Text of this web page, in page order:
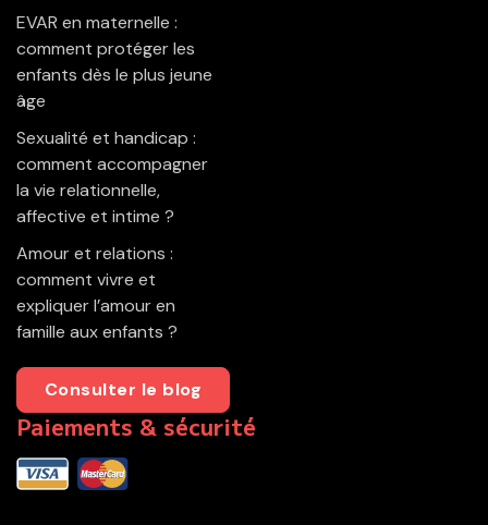
EVAR en maternelle :
comment protéger les
enfants dès le plus jeune
âge
Sexualité et handicap :
comment accompagner
la vie relationnelle,
affective et intime ?
Amour et relations :
comment vivre et
expliquer l’amour en
famille aux enfants ?
Consulter le blog
Paiements & sécurité